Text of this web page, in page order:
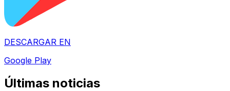
DESCARGAR EN
Google Play
Últimas noticias